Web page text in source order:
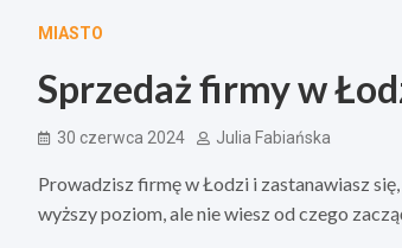
MIASTO
Sprzedaż firmy w
30 czerwca 2024 Julia Fabiańska
Prowadzisz firmę w Łodzi i zastanawiasz
wyższy poziom, ale nie wiesz od czego